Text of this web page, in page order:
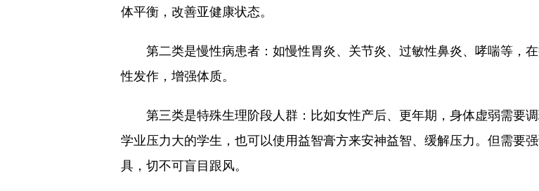
体平衡，改善亚健康状态。
第二类是慢性病患者：如慢性胃炎、关节炎、过敏性鼻炎、哮喘等，
性发作，增强体质。
第三类是特殊生理阶段人群：比如女性产后、更年期，身体虚弱需要
学业压力大的学生，也可以使用益智膏方来安神益智、缓解压力。但需要
具，切不可盲目跟风。